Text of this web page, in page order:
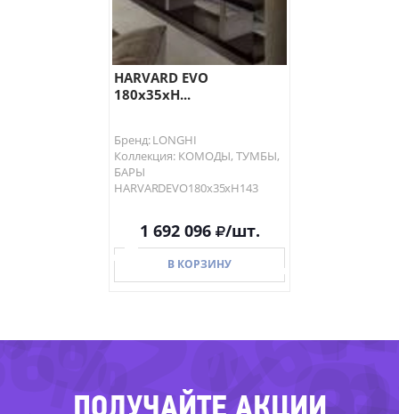
HARVARD EVO
180х35хH...
Бренд: LONGHI
Коллекция: КОМОДЫ, ТУМБЫ,
БАРЫ
HARVARDEVO180х35хH143
1 692 096 /шт.
В КОРЗИНУ -
-46%